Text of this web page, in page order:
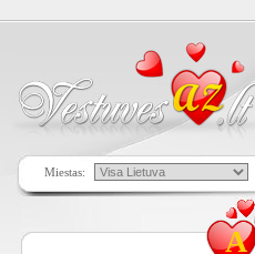
Miestas:
A